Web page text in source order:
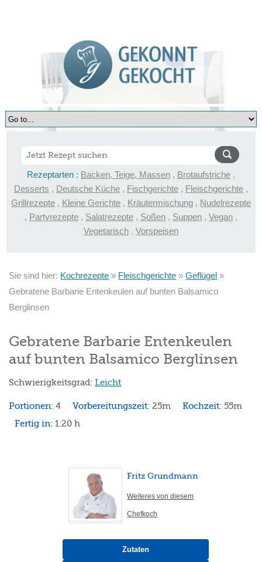
Rezeptarten : Backen, Teige, Massen , Brotaufstriche ,
Desserts , Deutsche Küche , Fischgerichte , Fleischgerichte ,
Grillrezepte , Kleine Gerichte , Kräutermischung , Nudelrezepte
, Partyrezepte , Salatrezepte , Soßen , Suppen , Vegan ,
Vegetarisch , Vorspeisen
Sie sind hier: Kochrezepte » Fleischgerichte »Geflügel »
Gebratene Barbarie Entenkeulen auf bunten Balsamico
Berglinsen
Gebratene Barbarie Entenkeulen
auf bunten Balsamico Berglinsen
Schwierigkeitsgrad:Leicht
Portionen:4 Vorbereitungszeit:25m Kochzeit:55m
Fertig in:1:20 h
Fritz Grundmann
Weiteres von diesem
Chefkoch
Zutaten